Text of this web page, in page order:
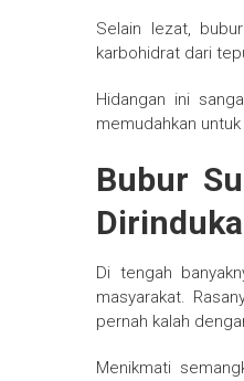
Selain lezat,
karbohidrat dari
Hidangan ini
memudahkan
Bubur
Di tengah
masyarakat.
pernah kalah
Menikmati